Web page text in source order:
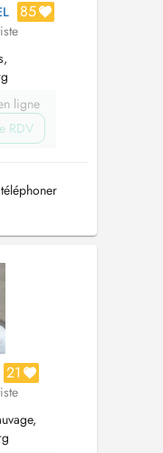
85
ligne
RDV
21